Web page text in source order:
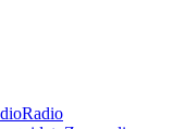
Radio